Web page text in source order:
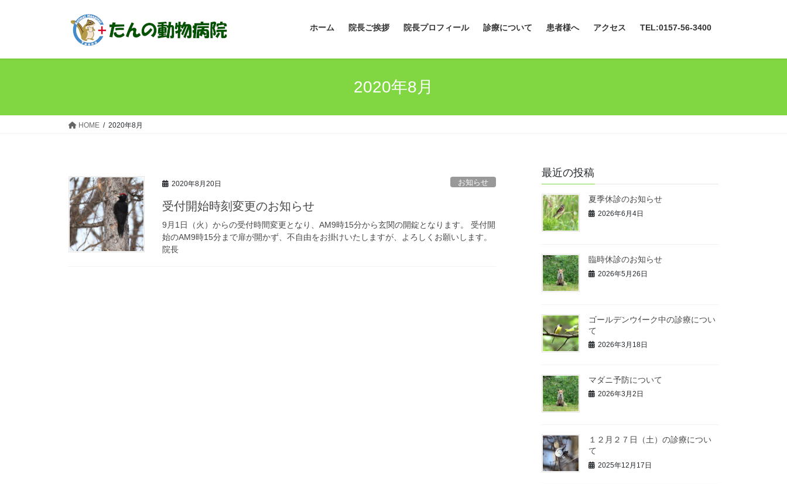
ッ
移
ホーム 院長ご挨拶 院長プロフィール 診療について 患者様へ アクセス TEL:0157-56-3400
2020年8月
HOME 2020年8月
2020年8月20日 お知らせ
受付開始時刻変更のお知らせ
9月1日（火）からの受付時間変更となり、AM9時15分から玄関の開錠となります。 受付開
始のAM9時15分まで扉が開かず、不自由をお掛けいたしますが、よろしくお願いします。
院長
最近の投稿
夏季休診のお知らせ
2026年6月4日
臨時休診のお知らせ
2026年5月26日
ゴールデンウｲーク中の診療につい
て
2026年3月18日
マダニ予防について
2026年3月2日
１２月２７日（土）の診療につい
て
2025年12月17日